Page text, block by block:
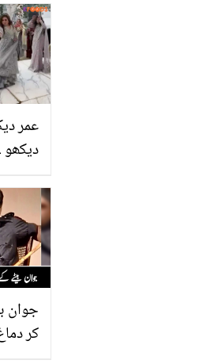
عمر
کچھ
جوان
کر